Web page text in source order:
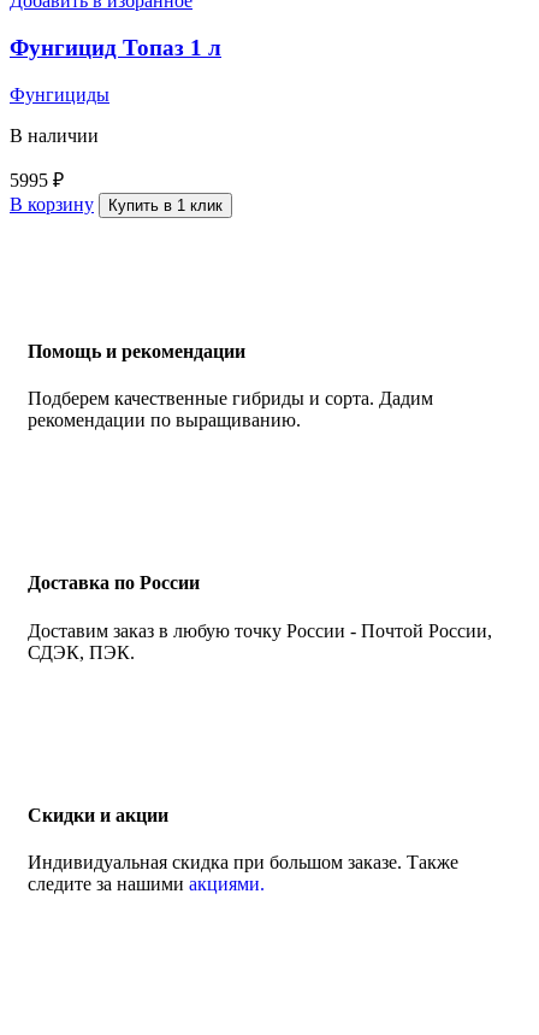
Фунгицид Топаз 1 л
Фунгициды
В наличии
5995 ₽
В корзину
Купить в 1 клик
Помощь и рекомендации
Подберем качественные гибриды и сорта. Дадим
рекомендации по выращиванию.
Доставка по России
Доставим заказ в любую точку России - Почтой России,
СДЭК, ПЭК.
Скидки и акции
Индивидуальная скидка при большом заказе. Также
следите за нашими акциями.